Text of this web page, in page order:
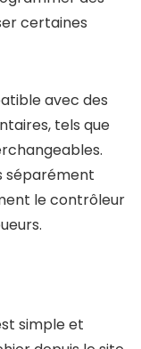
certaines
avec des
tels que
séparément
le contrôleur
simple et